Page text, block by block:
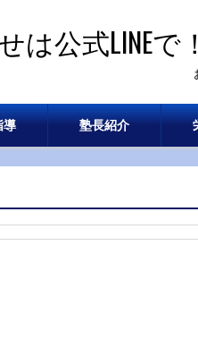
は公式LINEで！
導 塾長紹介